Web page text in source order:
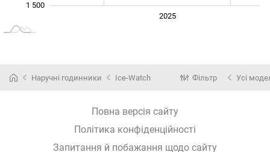
1 500
2025
Наручні годинники Ice-Watch Фільтр Усі
Повна версія сайту
Політика конфіденційності
Запитання й побажання щодо сайту